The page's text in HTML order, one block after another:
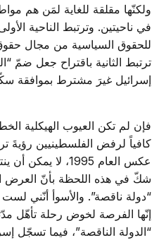
ولكنّها مقلقة للغاية لمَن هم
في ناحيتين. وترتبط الناحية
للحقوق السياسية من مجال حقوق
ترتبط الثانية باقتراح جعل ضمّ
إسرائيل غيرَ مشترط بموافقة
فإن لم تكن العيوب الهيكلية
كافياً لرفض الفلسطينيين رؤيةَ
عكس العام 1995، لا
شكّ في هذه اللحظة بأنّ العرض
“دولة ناقصة”. والأسوأ أنّني
إنّها الفرصة لخوض رحلة تأهّل
“الدولة الناقصة”، فيما تسجّل